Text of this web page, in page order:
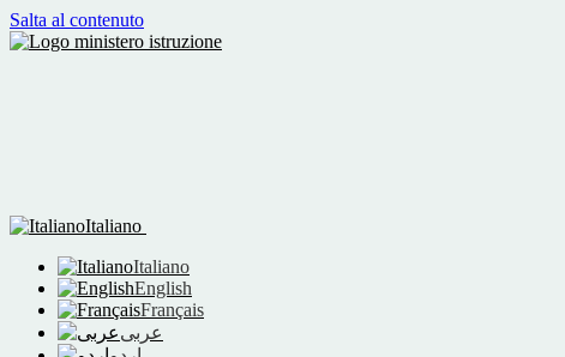
Salta al contenuto
Italiano
Italiano
English
Français
عربى